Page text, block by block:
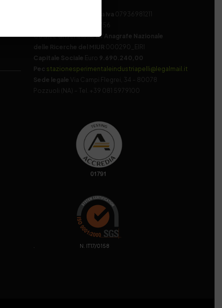
Codice fiscale e Partita Iva 07936981211
Codice di iscrizione all’Anagrafe Nazionale
delle Ricerche del MIUR 000290_EIRI
Capitale Sociale Euro 9.690.240,00
Pec stazionesperimentaleindustriapelli@legalmail.it
Sede legale
Via Campi Flegrei, 34 – 80078
Pozzuoli (NA) – Tel. +39 081 5979100
. N. IT17/0158